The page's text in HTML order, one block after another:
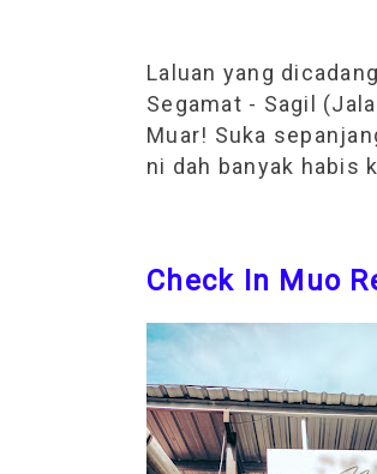
Laluan yang
Segamat - Sagil
Muar! Suka
ni dah banyak habis
Check In Muo